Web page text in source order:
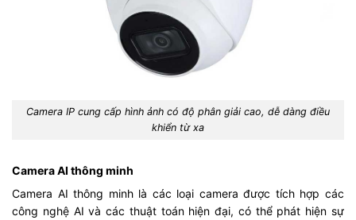
Camera IP cung cấp hình ảnh có độ phân giải cao, dễ dàng điều
khiển từ xa
Camera AI thông minh
Camera AI thông minh là các loại camera được tích hợp các
công nghệ AI và các thuật toán hiện đại, có thể phát hiện sự